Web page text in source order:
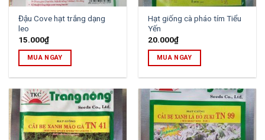
Đậu Cove hạt trắng dạng
leo
15.000₫
MUA NGAY
Hạt giống cà pháo tím Tiểu
Yến
20.000₫
MUA NGAY